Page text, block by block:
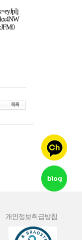
개인정보취급방침